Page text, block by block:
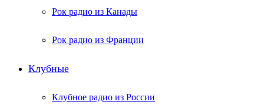
Рок радио из Канады
Рок радио из Франции
Клубные
Клубное радио из России